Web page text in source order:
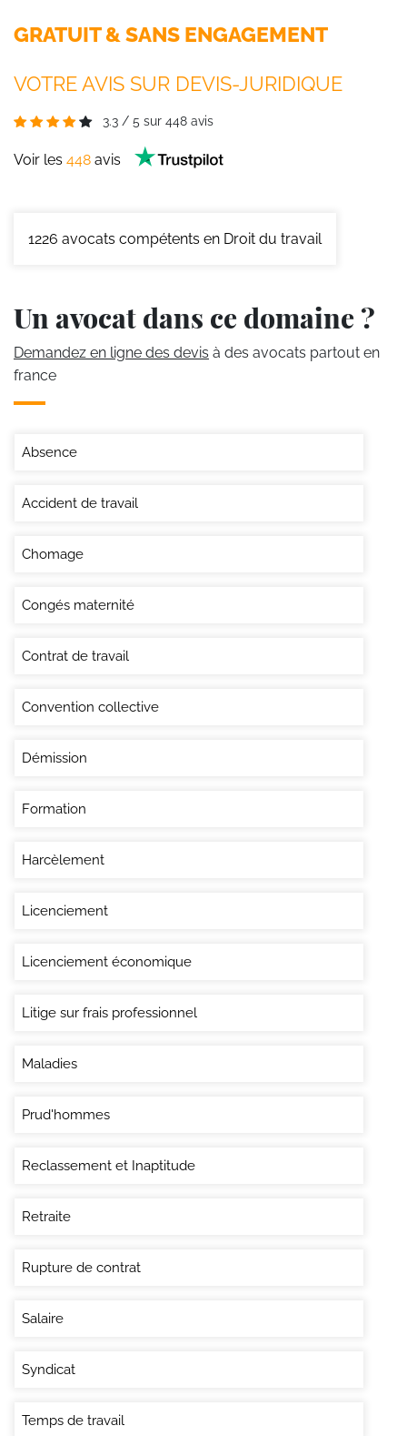
GRATUIT & SANS ENGAGEMENT
VOTRE AVIS SUR DEVIS-JURIDIQUE
3.3 / 5 sur 448 avis
Voir les 448 avis
1226 avocats compétents en Droit du travail
Un avocat dans ce domaine ?
Demandez en ligne des devis à des avocats partout en
france
Absence
Accident de travail
Chomage
Congés maternité
Contrat de travail
Convention collective
Démission
Formation
Harcèlement
Licenciement
Licenciement économique
Litige sur frais professionnel
Maladies
Prud'hommes
Reclassement et Inaptitude
Retraite
Rupture de contrat
Salaire
Syndicat
Temps de travail